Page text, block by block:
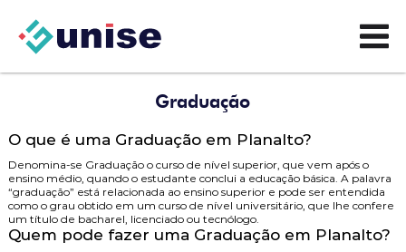
Graduação
O que é uma Graduação em Planalto?
Denomina-se Graduação o curso de nível superior, que vem após o
ensino médio, quando o estudante conclui a educação básica. A palavra
“graduação” está relacionada ao ensino superior e pode ser entendida
como o grau obtido em um curso de nível universitário, que lhe confere
um título de bacharel, licenciado ou tecnólogo.
Quem pode fazer uma Graduação em Planalto?